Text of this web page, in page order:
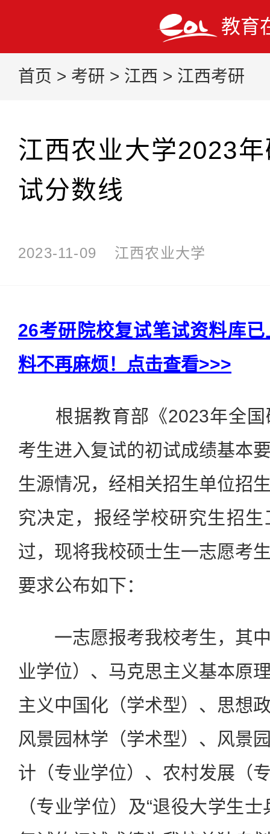
教育
首页 > 考研 > 江西 > 江西考研
江西农业大学2023
试分数线
2023-11-09 江西农业大学
26考研院校复试笔试资料库
料不再麻烦！点击查看>>>
根据教育部《2023年全国
考生进入复试的初试成绩基本
生源情况，经相关招生单位招
究决定，报经学校研究生招
过，现将我校硕士生一志愿考
要求公布如下：
一志愿报考我校考生，其中
业学位）、马克思主义基本原
主义中国化（学术型）、思想
风景园林学（学术型）、风景
计（专业学位）、农村发展（
（专业学位）及“退役大学生